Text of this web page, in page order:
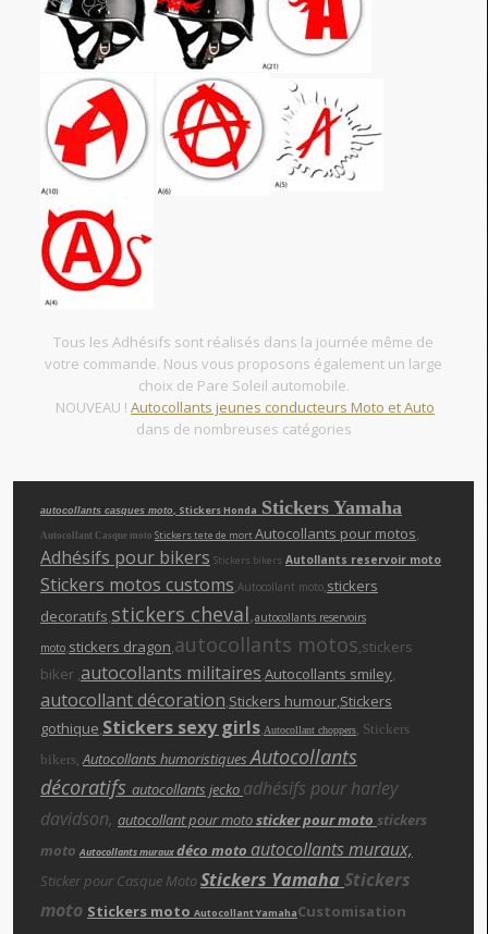
Tous les Adhésifs sont réalisés dans la journée même de
votre commande. Nous vous proposons également un large
choix de Pare Soleil automobile.
NOUVEAU ! Autocollants jeunes conducteurs Moto et Auto
dans de nombreuses catégories
autocollants casques moto, Stickers Honda Stickers Yamaha
Autocollant Casque moto Stickers tete de mortAutocollants pour motos,
Adhésifs pour bikers Stickers bikers Autollants reservoir moto
Stickers motos customs,Autocollant moto,stickers
decoratifs,stickers cheval,autocollants reservoirs
moto,stickers dragon,autocollants motos,stickers
biker ,autocollants militaires,Autocollants smiley,
autocollant décoration,Stickers humour,Stickers
gothique,Stickers sexy girls,Autocollant choppers, Stickers
bikers,Autocollants humoristiquesAutocollants
décoratifs autocollants jecko adhésifs pour harley
davidson, autocollant pour motosticker pour moto stickers
motoAutocollants murauxdéco moto autocollants muraux,
Sticker pour Casque MotoStickers Yamaha Stickers
moto Stickers moto Autocollant YamahaCustomisation